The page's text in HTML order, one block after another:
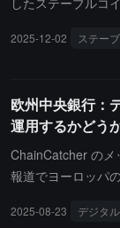
4％の違法暗号取引
する際に法的保護
執行機関と協力す
は資金を凍結する
はなく保持する傾
息を得ているため
ンヒョン氏は、こ
国銀行（Bank of
s Commission）、
的としていると述
ン・ジュンヒョン
に、商業銀行が
2025-12-02 ステー
欧州中央銀行：
運用するかどう
ChainCatcher のメ
報道でヨーロッパ
どのパブリックブ
2025-08-23 デジタ